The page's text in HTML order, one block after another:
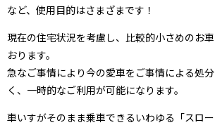
など、使用目的はさまざまです！
現在の住宅状況を考慮し、比較的小さめのお
おります。
急なご事情により今の愛車をご事情による処
く、一時的なご利用が可能になります。
車いすがそのまま乗車できるいわゆる「スロ